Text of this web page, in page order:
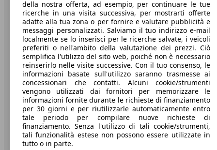
A proposito di AutoScout24
Stampa
Media
Condizioni generali
Informazioni
Privacy
Dichiarazione di Accessibilità
Servizi
Area rivenditori
della nostra offerta, ad esempio, per continuare le tue
ricerche in una visita successiva, per mostrarti offerte
adatte alla tua zona o per fornire e valutare pubblicità e
messaggi personalizzati. Salviamo il tuo indirizzo e-mail
localmente se lo inserisci per le ricerche salvate, i veicoli
preferiti o nell'ambito della valutazione dei prezzi. Ciò
semplifica l'utilizzo del sito web, poiché non è necessario
reinserirlo nelle visite successive. Con il tuo consenso, le
informazioni basate sull'utilizzo saranno trasmesse ai
concessionari che contatti. Alcuni cookie/strumenti
vengono utilizzati dai fornitori per memorizzare le
informazioni fornite durante le richieste di finanziamento
per 30 giorni e per riutilizzarle automaticamente entro
tale periodo per compilare nuove richieste di
finanziamento. Senza l'utilizzo di tali cookie/strumenti,
tali funzionalità estese non possono essere utilizzate in
tutto o in parte.